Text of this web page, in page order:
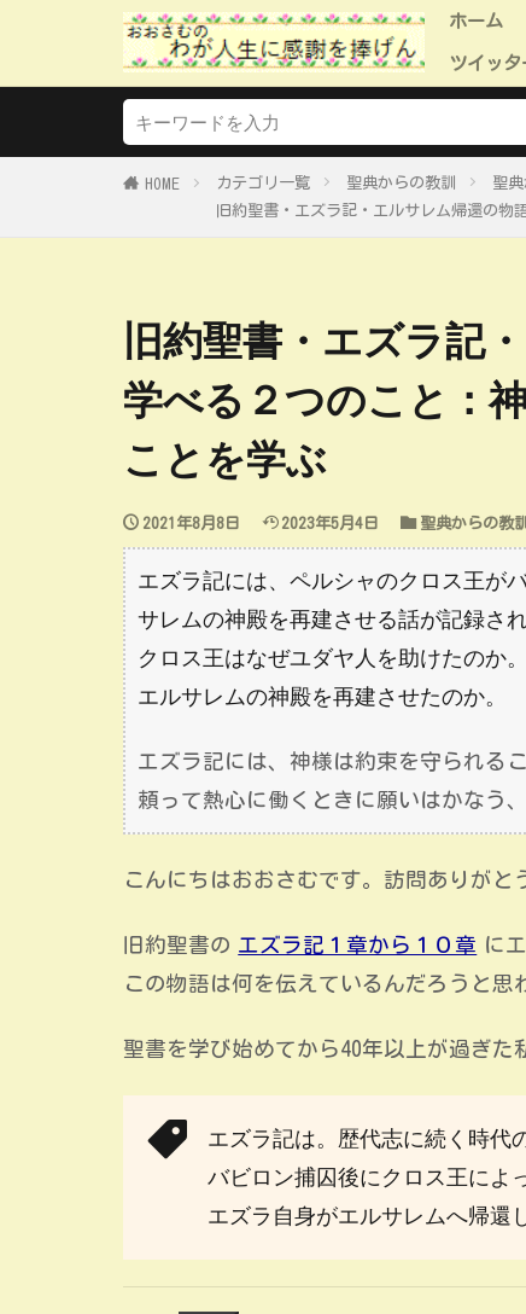
ホーム
ツイッタ
HOME カテゴリ一覧 聖典からの教訓
聖
旧約聖書・エズラ記・エルサレム帰還の物
旧約聖書・エズラ記
学べる２つのこと：
ことを学ぶ
2021年8月8日 2023年5月4日 聖典からの教
エズラ記には、ペルシャのクロス王が
サレムの神殿を再建させる話が記録され
クロス王はなぜユダヤ人を助けたのか
エルサレムの神殿を再建させたのか。
エズラ記には、神様は約束を守られる
頼って熱心に働くときに願いはかなう
こんにちはおおさむです。訪問ありがと
旧約聖書の エズラ記１章から１０章 に
この物語は何を伝えているんだろうと思
聖書を学び始めてから40年以上が過ぎた
エズラ記は。歴代志に続く時代
バビロン捕囚後にクロス王によ
エズラ自身がエルサレムへ帰還